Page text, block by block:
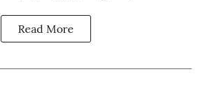
Read More